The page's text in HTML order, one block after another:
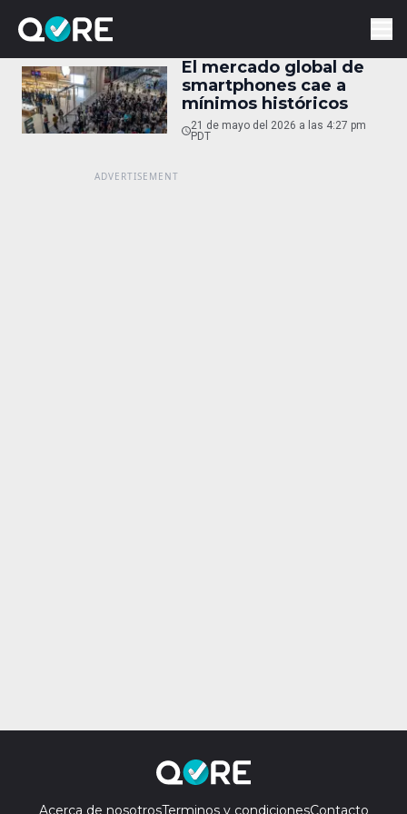
El mercado global de
smartphones cae a
mínimos históricos
21 de mayo del 2026 a las 4:27 pm
PDT
Acerca de nosotrosTerminos y condicionesContacto